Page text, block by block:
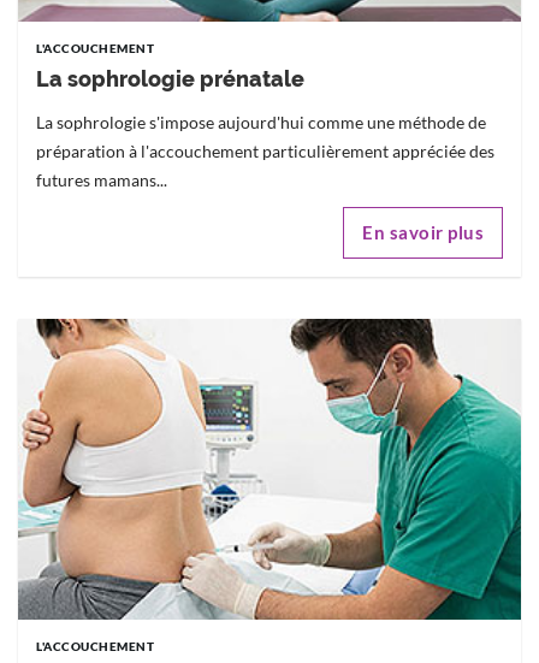
L'ACCOUCHEMENT
La sophrologie prénatale
La sophrologie s'impose aujourd'hui comme une méthode de
préparation à l'accouchement particulièrement appréciée des
futures mamans...
En savoir plus
L'ACCOUCHEMENT